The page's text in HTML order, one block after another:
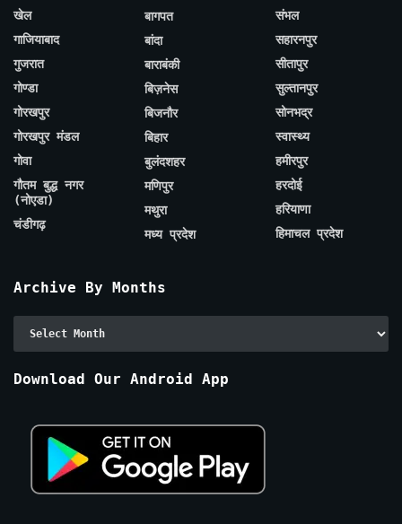
खेल
गाजियाबाद
गुजरात
गोण्डा
गोरखपुर
गोरखपुर मंडल
गोवा
गौतम बुद्ध नगर
(नोएडा)
चंडीगढ़
बागपत
बांदा
बाराबंकी
बिज़नेस
बिजनौर
बिहार
बुलंदशहर
मणिपुर
मथुरा
मध्य प्रदेश
संभल
सहारनपुर
सीतापुर
सुल्तानपुर
सोनभद्र
स्वास्थ्य
हमीरपुर
हरदोई
हरियाणा
हिमाचल प्रदेश
Archive By Months
Download Our Android App